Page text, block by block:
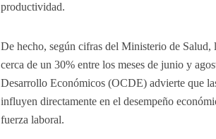
productividad.
De hecho, según cifras del Ministerio de Salud,
cerca de un 30% entre los meses de junio y
Desarrollo Económicos (OCDE) advierte que
influyen directamente en el desempeño
fuerza laboral.